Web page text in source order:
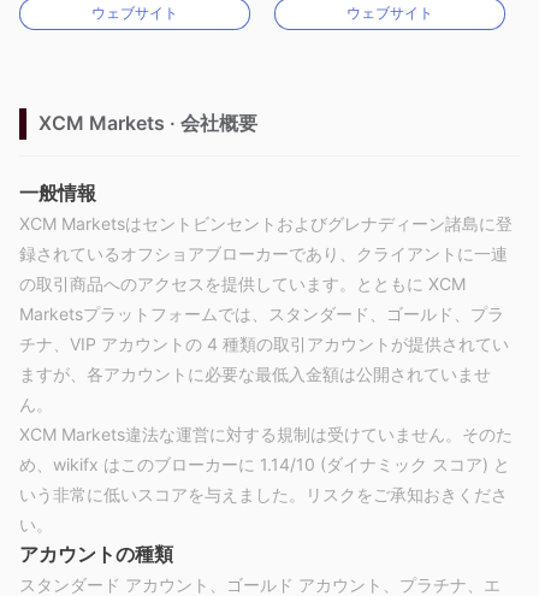
MT4フルライセンス
ウェブサイト MT4フルライセンス
ウェブサイト
XCM Markets · 会社概要
一般情報
XCM Marketsはセントビンセントおよびグレナディーン諸島に登
録されているオフショアブローカーであり、クライアントに一連
の取引商品へのアクセスを提供しています。とともに XCM
Marketsプラットフォームでは、スタンダード、ゴールド、プラ
チナ、VIP アカウントの 4 種類の取引アカウントが提供されてい
ますが、各アカウントに必要な最低入金額は公開されていませ
ん。
XCM Markets違法な運営に対する規制は受けていません。そのた
め、wikifx はこのブローカーに 1.14/10 (ダイナミック スコア) と
いう非常に低いスコアを与えました。リスクをご承知おきくださ
い。
アカウントの種類
スタンダード アカウント、ゴールド アカウント、プラチナ、エ